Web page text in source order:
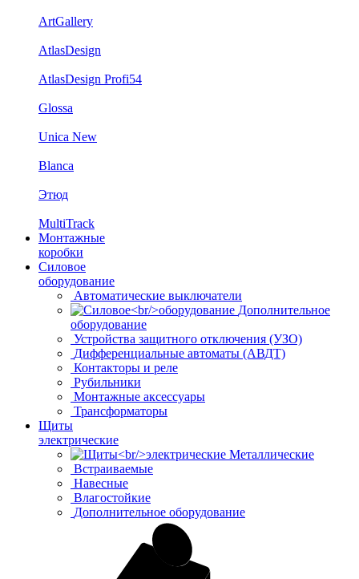
ArtGallery
AtlasDesign
AtlasDesign Profi54
Glossa
Unica New
Blanca
Этюд
MultiTrack
Монтажные
коробки
Силовое
оборудование
Автоматические выключатели
Дополнительное
оборудование
Устройства защитного отключения (УЗО)
Дифференциальные автоматы (АВДТ)
Контакторы и реле
Рубильники
Монтажные аксессуары
Трансформаторы
Щиты
электрические
Металлические
Встраиваемые
Навесные
Влагостойкие
Дополнительное оборудование